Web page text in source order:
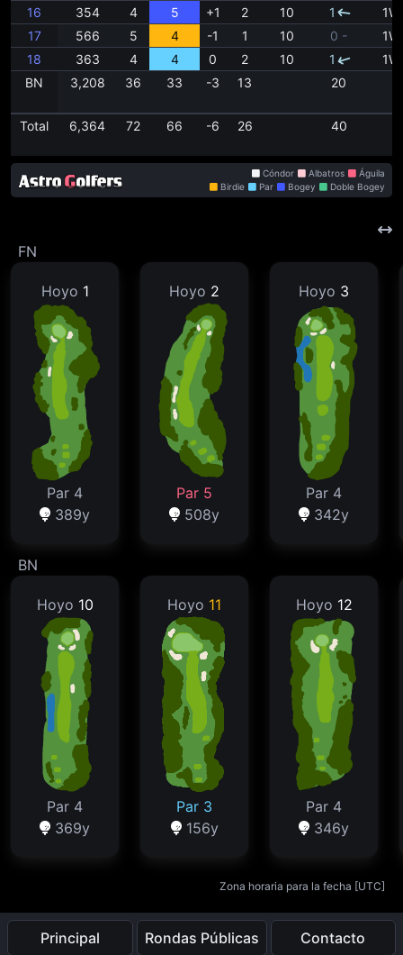
16
354 4 5 +1 2 10 1
1W
17
566 5 4 -1 1 10 0 -
1W
18
363 4 4 0 2 10 1
1W
BN
3,208 36 33 -3 13 20
Total 6,364 72 66 -6 26 40
Cóndor Albatros
Águila
Birdie
Par Bogey Doble Bogey
FN
Hoyo 1
Par 4
389y
BN
Hoyo 10
Par 4
369y
Hoyo 2
Par 5
508y
Hoyo 11
Par 3
156y
Hoyo 3
Par 4
342y
Hoyo 12
Par 4
346y
Zona horaria para la fecha [UTC]
Principal Rondas Públicas Contacto